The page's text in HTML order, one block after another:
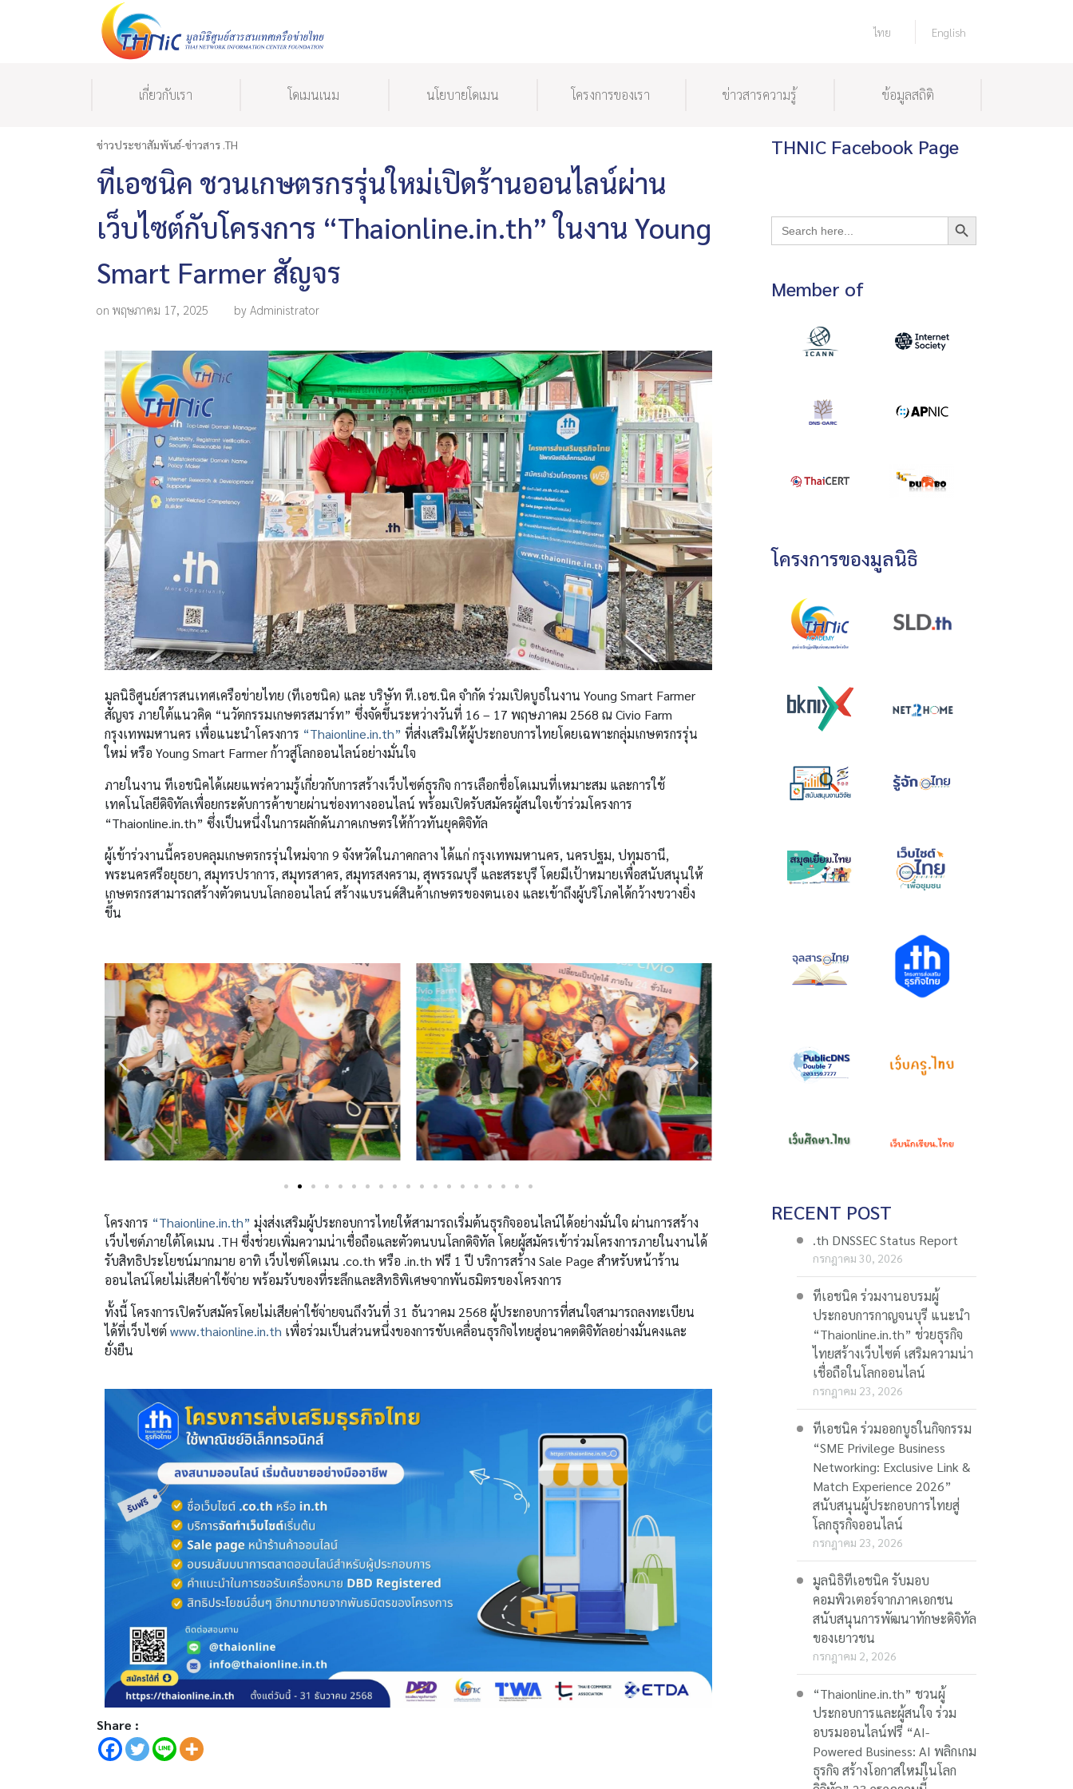
ไทย English
เกี่ยวกับเรา โดเมนเนม นโยบายโดเมน โครงการของเรา ข่าวสารความรู้ ข้อมูลสถิติ
ข่าวประชาสัมพันธ์-ข่าวสาร .TH
ทีเอชนิค ชวนเกษตรกรรุ่นใหม่เปิดร้านออนไลน์ผ่าน
เว็บไซต์กับโครงการ “Thaionline.in.th” ในงาน Young
Smart Farmer สัญจร
on พฤษภาคม 17, 2025 by Administrator
มูลนิธิศูนย์สารสนเทศเครือข่ายไทย (ทีเอชนิค) และ บริษัท ที.เอช.นิค จำกัด ร่วมเปิดบูธในงาน Young Smart Farmer
สัญจร ภายใต้แนวคิด “นวัตกรรมเกษตรสมาร์ท” ซึ่งจัดขึ้นระหว่างวันที่ 16 – 17 พฤษภาคม 2568 ณ Civio Farm
กรุงเทพมหานคร เพื่อแนะนำโครงการ “Thaionline.in.th” ที่ส่งเสริมให้ผู้ประกอบการไทยโดยเฉพาะกลุ่มเกษตรกรรุ่น
ใหม่ หรือ Young Smart Farmer ก้าวสู่โลกออนไลน์อย่างมั่นใจ
ภายในงาน ทีเอชนิคได้เผยแพร่ความรู้เกี่ยวกับการสร้างเว็บไซต์ธุรกิจ การเลือกชื่อโดเมนที่เหมาะสม และการใช้
เทคโนโลยีดิจิทัลเพื่อยกระดับการค้าขายผ่านช่องทางออนไลน์ พร้อมเปิดรับสมัครผู้สนใจเข้าร่วมโครงการ
“Thaionline.in.th” ซึ่งเป็นหนึ่งในการผลักดันภาคเกษตรให้ก้าวทันยุคดิจิทัล
ผู้เข้าร่วงานนี้ครอบคลุมเกษตรกรรุ่นใหม่จาก 9 จังหวัดในภาคกลาง ได้แก่ กรุงเทพมหานคร, นครปฐม, ปทุมธานี,
พระนครศรีอยุธยา, สมุทรปราการ, สมุทรสาคร, สมุทรสงคราม, สุพรรณบุรี และสระบุรี โดยมีเป้าหมายเพื่อสนับสนุนให้
เกษตรกรสามารถสร้างตัวตนบนโลกออนไลน์ สร้างแบรนด์สินค้าเกษตรของตนเอง และเข้าถึงผู้บริโภคได้กว้างขวางยิ่ง
ขึ้น
โครงการ “Thaionline.in.th” มุ่งส่งเสริมผู้ประกอบการไทยให้สามารถเริ่มต้นธุรกิจออนไลน์ได้อย่างมั่นใจ ผ่านการสร้าง
เว็บไซต์ภายใต้โดเมน .TH ซึ่งช่วยเพิ่มความน่าเชื่อถือและตัวตนบนโลกดิจิทัล โดยผู้สมัครเข้าร่วมโครงการภายในงานได้
รับสิทธิประโยชน์มากมาย อาทิ เว็บไซต์โดเมน .co.th หรือ .in.th ฟรี 1 ปี บริการสร้าง Sale Page สำหรับหน้าร้าน
ออนไลน์โดยไม่เสียค่าใช้จ่าย พร้อมรับของที่ระลึกและสิทธิพิเศษจากพันธมิตรของโครงการ
ทั้งนี้ โครงการเปิดรับสมัครโดยไม่เสียค่าใช้จ่ายจนถึงวันที่ 31 ธันวาคม 2568 ผู้ประกอบการที่สนใจสามารถลงทะเบียน
ได้ที่เว็บไซต์ www.thaionline.in.th เพื่อร่วมเป็นส่วนหนึ่งของการขับเคลื่อนธุรกิจไทยสู่อนาคตดิจิทัลอย่างมั่นคงและ
ยั่งยืน
Share :
THNIC Facebook Page
Search
for:
Search Button
Member of
โครงการของมูลนิธิ
RECENT POST
.th DNSSEC Status Report
กรกฎาคม 30, 2026
ทีเอชนิค ร่วมงานอบรมผู้
ประกอบการกาญจนบุรี แนะนำ
“Thaionline.in.th” ช่วยธุรกิจ
ไทยสร้างเว็บไซต์ เสริมความน่า
เชื่อถือในโลกออนไลน์
กรกฎาคม 23, 2026
ทีเอชนิค ร่วมออกบูธในกิจกรรม
“SME Privilege Business
Networking: Exclusive Link &
Match Experience 2026”
สนับสนุนผู้ประกอบการไทยสู่
โลกธุรกิจออนไลน์
กรกฎาคม 23, 2026
มูลนิธิทีเอชนิค รับมอบ
คอมพิวเตอร์จากภาคเอกชน
สนับสนุนการพัฒนาทักษะดิจิทัล
ของเยาวชน
กรกฎาคม 2, 2026
“Thaionline.in.th” ชวนผู้
ประกอบการและผู้สนใจ ร่วม
อบรมออนไลน์ฟรี “AI-
Powered Business: AI พลิกเกม
ธุรกิจ สร้างโอกาสใหม่ในโลก